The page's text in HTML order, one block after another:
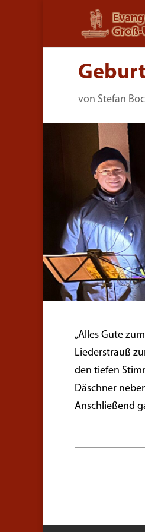
von Stefan
„Alles Gute
Liederstrauß
den tiefen
Däschner
Anschließend